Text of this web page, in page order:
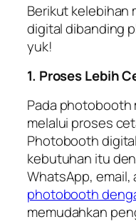
Berikut
digital dibanding
yuk!
1. Proses Lebih
Pada photobooth
melalui proses
Photobooth
kebutuhan itu
WhatsApp, email,
photobooth
memudahkan